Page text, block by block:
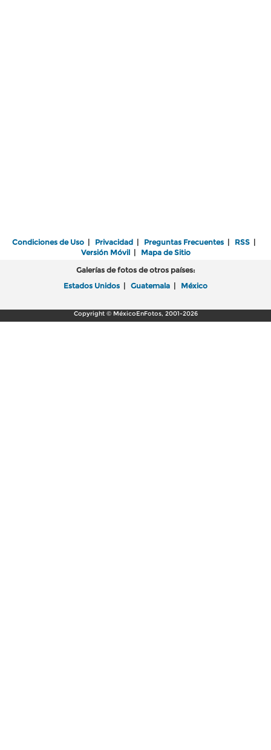
Condiciones de Uso | Privacidad | Preguntas Frecuentes | RSS |
Versión Móvil| Mapa de Sitio
Galerías de fotos de otros países:
Estados Unidos | Guatemala | México
Copyright © MéxicoEnFotos, 2001-2026